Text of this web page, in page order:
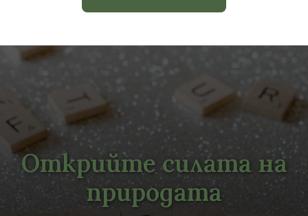
Открийте силата на
природата